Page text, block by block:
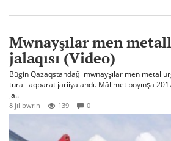
Mwnayşılar men
jalaqısı (Video)
Bügin Qazaqstandağı mwnayşılar men
turalı aqparat jariiyalandı. Mälimet boyınşa
ja..
8 jıl bwrın 139 0